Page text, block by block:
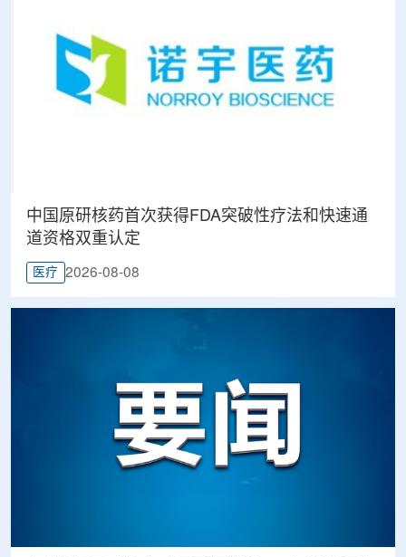
中国原研核药首次获得FDA突破性疗法和快速通
道资格双重认定
医疗 2026-08-08